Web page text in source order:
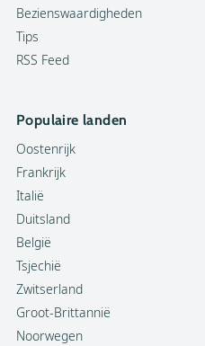
Bezienswaardigheden
Tips
RSS Feed
Populaire landen
Oostenrijk
Frankrijk
Italië
Duitsland
België
Tsjechië
Zwitserland
Groot-Brittannië
Noorwegen